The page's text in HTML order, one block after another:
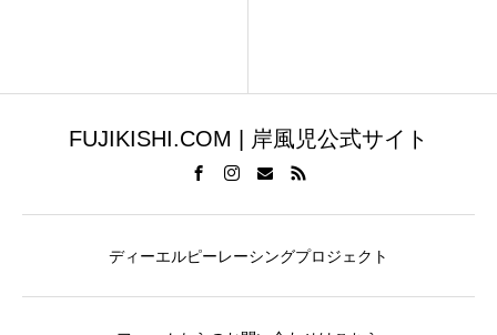
FUJIKISHI.COM | 岸風児公式サイト
ディーエルピーレーシングプロジェクト